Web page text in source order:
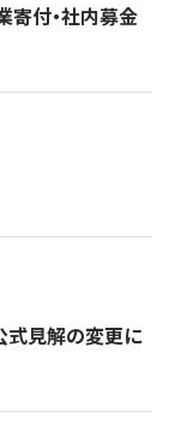
付・社内募金
式見解の変更に